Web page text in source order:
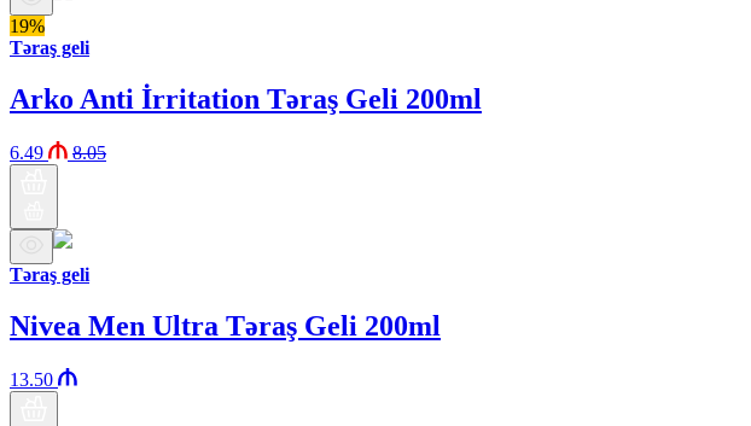
19%
Təraş geli
Arko Anti İrritation Təraş Geli 200ml
6.49 8.05
Təraş geli
Nivea Men Ultra Təraş Geli 200ml
13.50